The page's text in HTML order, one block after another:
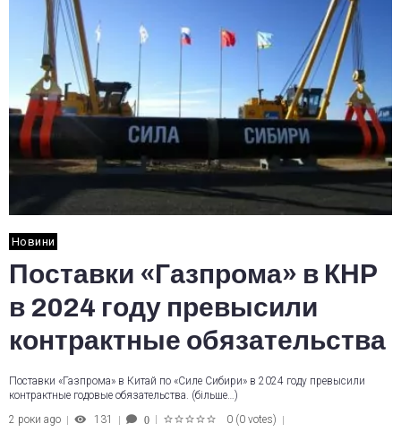
Новини
Поставки «Газпрома» в КНР
в 2024 году превысили
контрактные обязательства
Поставки «Газпрома» в Китай по «Силе Сибири» в 2024 году превысили
контрактные годовые обязательства. (більше…)
2 роки ago
131 0 0 (0 votes)